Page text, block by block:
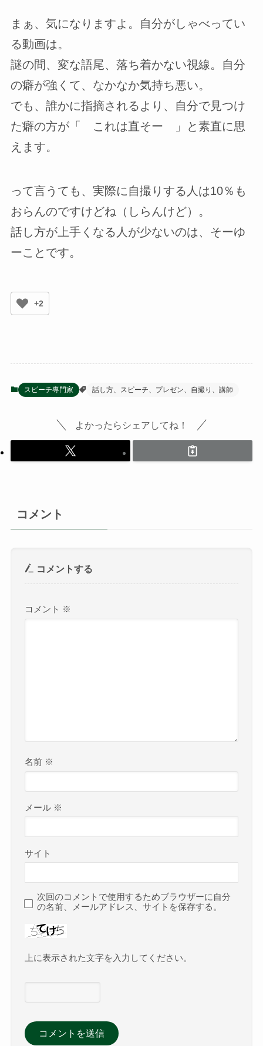
まぁ、気になりますよ。自分がしゃべってい
る動画は。
謎の間、変な語尾、落ち着かない視線。自分
の癖が強くて、なかなか気持ち悪い。
でも、誰かに指摘されるより、自分で見つけ
た癖の方が「 これは直そー 」と素直に思
えます。
って言うても、実際に自撮りする人は10％も
おらんのですけどね（しらんけど）。
話し方が上手くなる人が少ないのは、そーゆ
ーことです。
+2
スピーチ専門家 話し方、スピーチ、プレゼン、自撮り、講師
よかったらシェアしてね！
コメント
コメントする
コメント ※
名前 ※
メール ※
サイト
次回のコメントで使用するためブラウザーに自分
の名前、メールアドレス、サイトを保存する。
上に表示された文字を入力してください。